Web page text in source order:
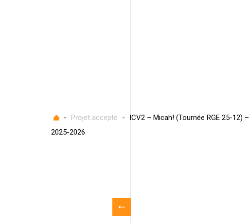
Accueil
- Projet accepté -
ICV2 – Micah! (Tournée RGE 25-12) –
2025-2026